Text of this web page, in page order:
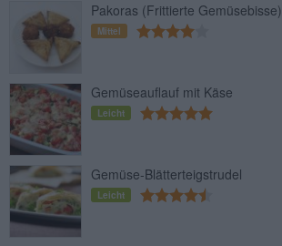
Pakoras (Frittierte Gemüsebisse)
Mittel
Gemüseauflauf mit Käse
Leicht
Gemüse-Blätterteigstrudel
Leicht